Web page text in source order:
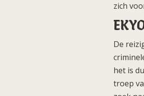
zich
De
het is
troep